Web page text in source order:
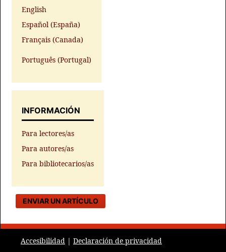
English
Español (España)
Français (Canada)
Português (Portugal)
INFORMACIÓN
Para lectores/as
Para autores/as
Para bibliotecarios/as
ENVIAR UN ARTÍCULO
Accesibilidad | Declaración de privacidad